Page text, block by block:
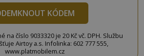
KÓDEM
na číslo 9033320 je 20 Kč vč. DPH. Službu
Airtoy a.s. Infolinka: 602 777 555,
www.platmobilem.cz